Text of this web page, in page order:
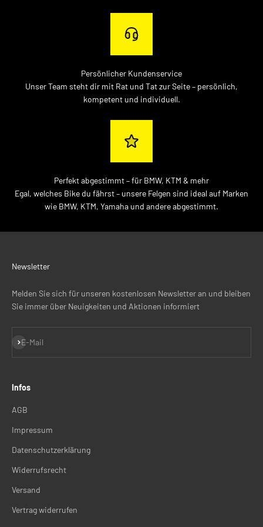
Persönlicher Kundenservice
Unser Team steht dir mit Rat und Tat zur Seite – persönlich,
kompetent und individuell.
Perfekt abgestimmt – für BMW, KTM & mehr
Egal, welches Bike du fährst – unsere Felgen sind ideal auf Marken
wie BMW, KTM, Yamaha und andere abgestimmt.
Newsletter
Melden Sie sich für unseren kostenlosen Newsletter an und bleiben
Sie immer über Neuigkeiten und Aktionen informiert
E-Mail
Abonnieren
Infos
AGB
Impressum
Datenschutzerklärung
Widerrufsrecht
Versand
Vertrag widerrufen